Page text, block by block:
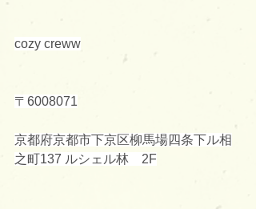
cozy creww
〒6008071
京都府京都市下京区柳馬場四条下ル相
之町137 ルシェル林　2F